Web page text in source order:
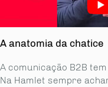
A anatomia da chatice
A comunicação B2B
Na Hamlet sempre